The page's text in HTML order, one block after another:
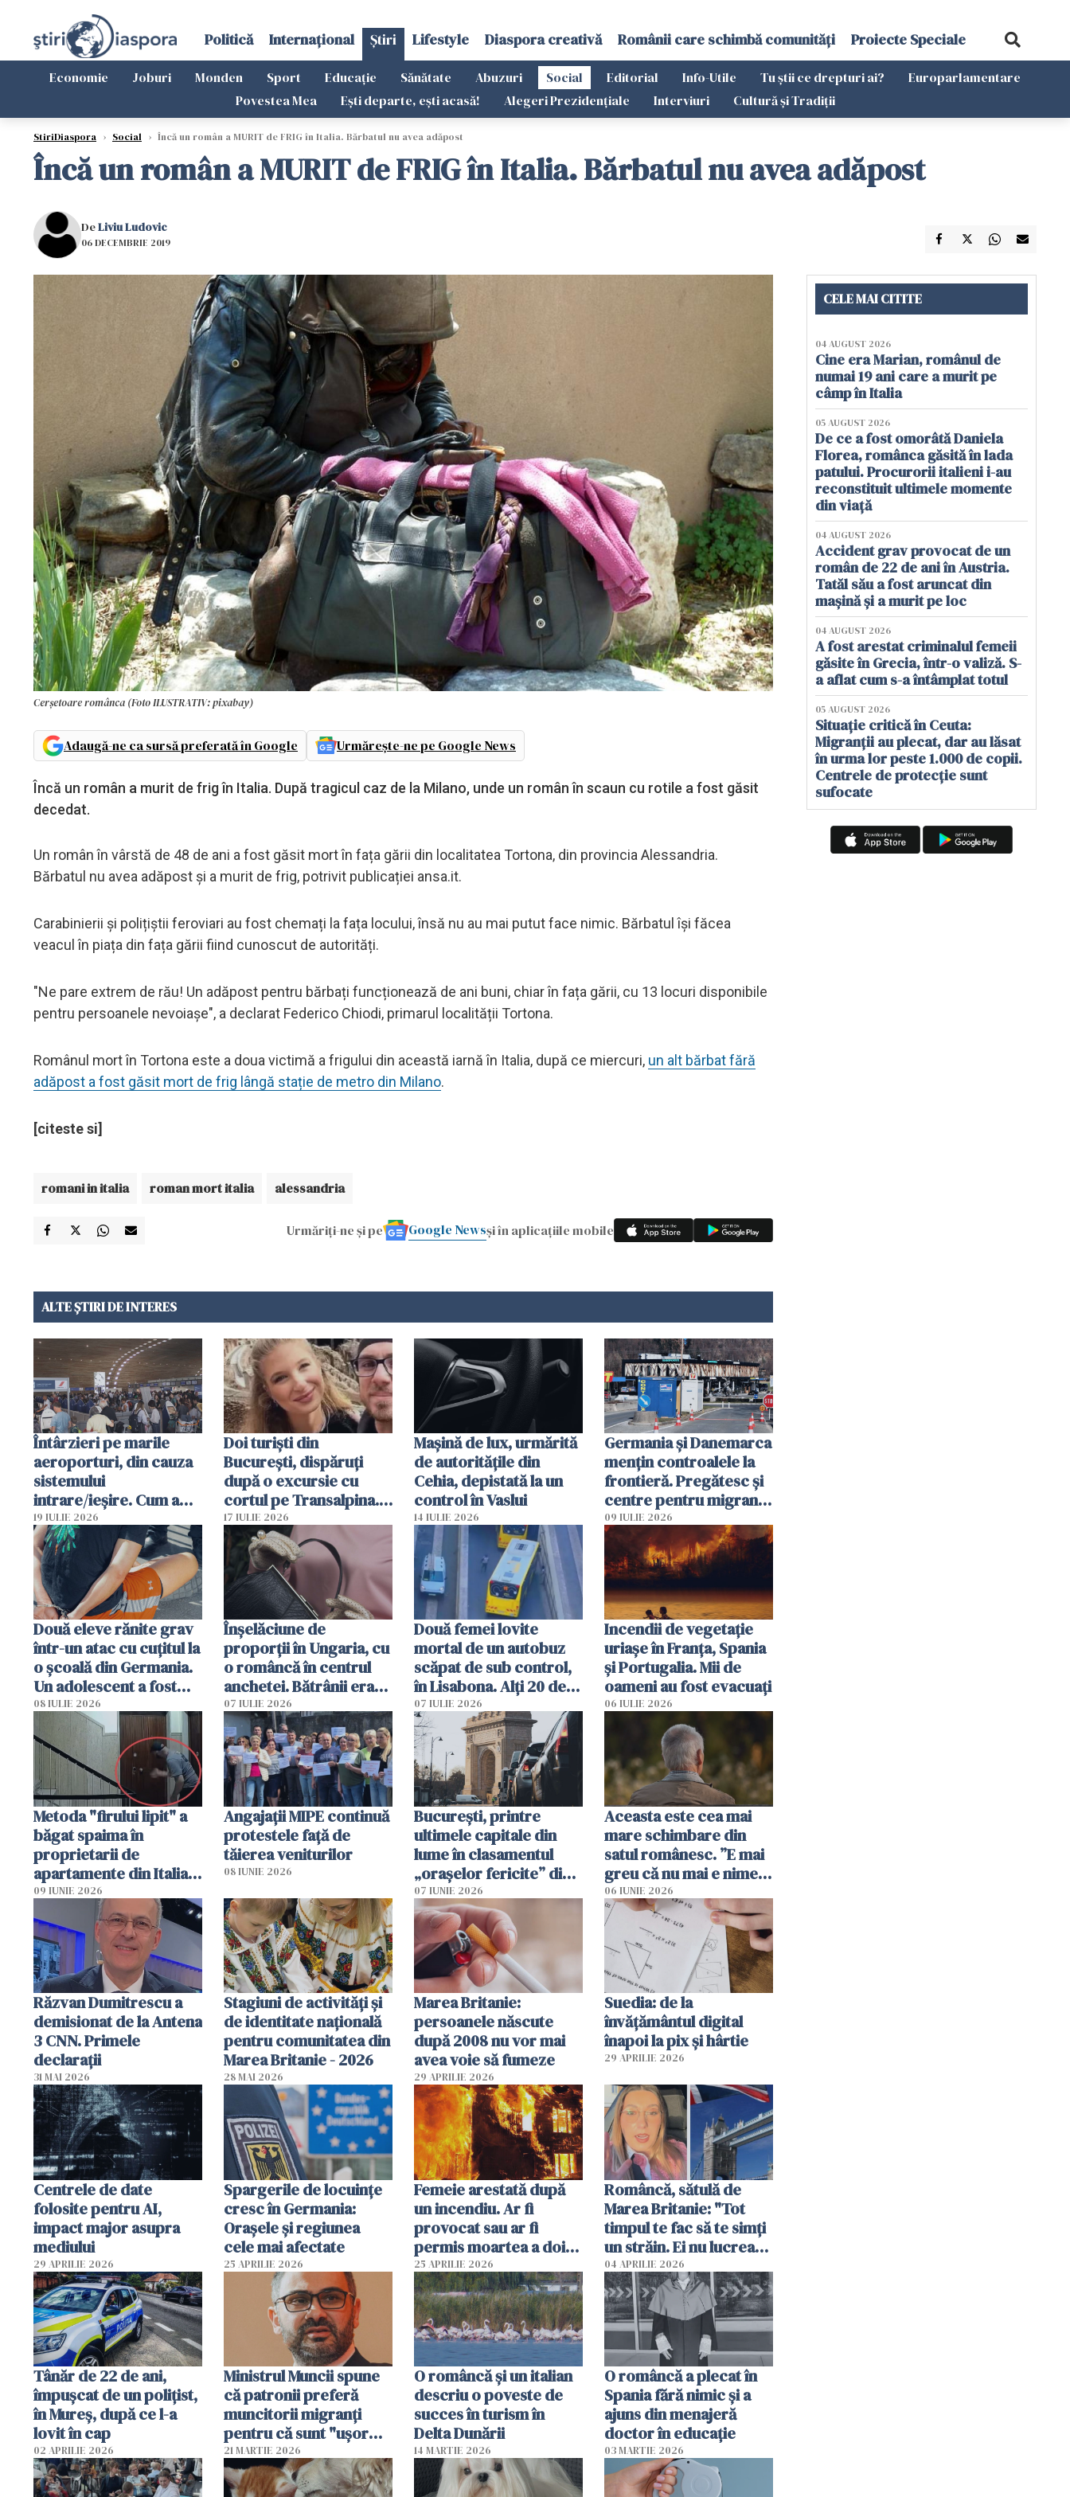
Politică Internațional Știri Lifestyle Diaspora creativă Românii care schimbă comunități Proiecte Speciale
Economie Joburi Monden Sport Educație Sănătate Abuzuri Social Editorial Info-Utile Tu știi ce drepturi ai?
Europarlamentare
Povestea Mea
Ești departe, ești acasă! Alegeri Prezidențiale Interviuri Cultură și Tradiții
StiriDiaspora › Social › Încă un român a MURIT de FRIG în Italia. Bărbatul nu avea adăpost
Încă un român a MURIT de FRIG în Italia. Bărbatul nu avea adăpost
DeLiviu Ludovic
06 DECEMBRIE 2019
Cerșetoare românca (Foto ILUSTRATIV: pixabay)
Adaugă-ne ca sursă preferată în Google Urmărește-ne pe Google News
Încă un român a murit de frig în Italia. După tragicul caz de la Milano, unde un român în scaun cu rotile a fost găsit
decedat.
Un român în vârstă de 48 de ani a fost găsit mort în fața gării din localitatea Tortona, din provincia Alessandria.
Bărbatul nu avea adăpost și a murit de frig, potrivit publicației ansa.it.
Carabinierii și polițiștii feroviari au fost chemați la fața locului, însă nu au mai putut face nimic. Bărbatul își făcea
veacul în piața din fața gării fiind cunoscut de autorități.
"Ne pare extrem de rău! Un adăpost pentru bărbați funcționează de ani buni, chiar în fața gării, cu 13 locuri disponibile
pentru persoanele nevoiașe", a declarat Federico Chiodi, primarul localității Tortona.
Românul mort în Tortona este a doua victimă a frigului din această iarnă în Italia, după ce miercuri, un alt bărbat fără
adăpost a fost găsit mort de frig lângă stație de metro din Milano.
[citeste si]
romani in italia roman mort italia alessandria
Urmăriți-ne și pe Google Newsși în aplicațiile mobile
ALTE ȘTIRI DE INTERES
Întârzieri pe marile
aeroporturi, din cauza
sistemului
intrare/ieșire. Cum a
ajuns o femeie să fie
arestată în Cluj-Napoca
19 IULIE 2026
Doi turiști din
București, dispăruți
după o excursie cu
cortul pe Transalpina.
Poliția și familia îi caută
17 IULIE 2026
Mașină de lux, urmărită
de autoritățile din
Cehia, depistată la un
control în Vaslui
14 IULIE 2026
Germania și Danemarca
mențin controalele la
frontieră. Pregătesc și
centre pentru migranții
respinși din UE
09 IULIE 2026
Două eleve rănite grav
într-un atac cu cuțitul la
o școală din Germania.
Un adolescent a fost
arestat
08 IULIE 2026
Înșelăciune de
proporții în Ungaria, cu
o româncă în centrul
anchetei. Bătrânii erau
puși să lase la poartă
genți cu aur și bani
07 IULIE 2026
Două femei lovite
mortal de un autobuz
scăpat de sub control,
în Lisabona. Alți 20 de
oameni sunt răniți
07 IULIE 2026
Incendii de vegetație
uriașe în Franța, Spania
și Portugalia. Mii de
oameni au fost evacuați
06 IULIE 2026
Metoda "firului lipit" a
băgat spaima în
proprietarii de
apartamente din Italia.
Poliția, sesizată
09 IUNIE 2026
Angajaţii MIPE continuă
protestele faţă de
tăierea veniturilor
08 IUNIE 2026
București, printre
ultimele capitale din
lume în clasamentul
„orașelor fericite” din
2026
07 IUNIE 2026
Aceasta este cea mai
mare schimbare din
satul românesc. ”E mai
greu că nu mai e nimeni
pe-aici, prin jur”
06 IUNIE 2026
Răzvan Dumitrescu a
demisionat de la Antena
3 CNN. Primele
declarații
31 MAI 2026
Stagiuni de activități și
de identitate națională
pentru comunitatea din
Marea Britanie - 2026
28 MAI 2026
Marea Britanie:
persoanele născute
după 2008 nu vor mai
avea voie să fumeze
29 APRILIE 2026
Suedia: de la
învățământul digital
înapoi la pix și hârtie
29 APRILIE 2026
Centrele de date
folosite pentru AI,
impact major asupra
mediului
29 APRILIE 2026
Spargerile de locuințe
cresc în Germania:
Orașele și regiunea
cele mai afectate
25 APRILIE 2026
Femeie arestată după
un incendiu. Ar fi
provocat sau ar fi
permis moartea a doi
copii de 1 an și 3 ani
25 APRILIE 2026
Româncă, sătulă de
Marea Britanie: "Tot
timpul te fac să te simți
un străin. Ei nu lucrează
ca noi. În România,
oamenii sunt altfel"
04 APRILIE 2026
Tânăr de 22 de ani,
împușcat de un polițist,
în Mureș, după ce l-a
lovit în cap
02 APRILIE 2026
Ministrul Muncii spune
că patronii preferă
muncitorii migranți
pentru că sunt "uşor
dispensabili"
21 MARTIE 2026
O româncă și un italian
descriu o poveste de
succes în turism în
Delta Dunării
14 MARTIE 2026
O româncă a plecat în
Spania fără nimic și a
ajuns din menajeră
doctor în educație
03 MARTIE 2026
CELE MAI CITITE
04 AUGUST 2026
Cine era Marian, românul de
numai 19 ani care a murit pe
câmp în Italia
05 AUGUST 2026
De ce a fost omorâtă Daniela
Florea, românca găsită în lada
patului. Procurorii italieni i-au
reconstituit ultimele momente
din viață
04 AUGUST 2026
Accident grav provocat de un
român de 22 de ani în Austria.
Tatăl său a fost aruncat din
mașină și a murit pe loc
04 AUGUST 2026
A fost arestat criminalul femeii
găsite în Grecia, într-o valiză. S-
a aflat cum s-a întâmplat totul
05 AUGUST 2026
Situație critică în Ceuta:
Migranții au plecat, dar au lăsat
în urma lor peste 1.000 de copii.
Centrele de protecție sunt
sufocate